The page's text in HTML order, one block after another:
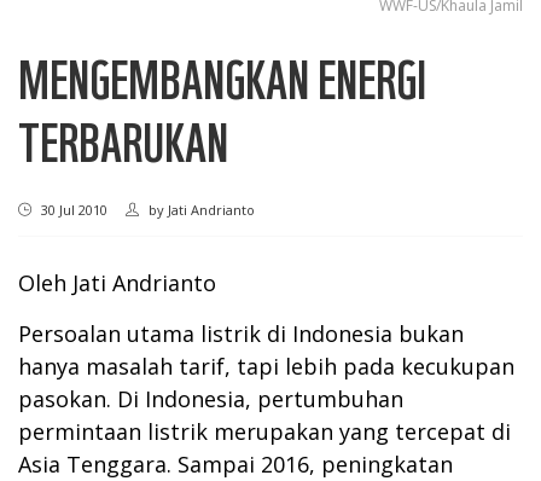
WWF-US/Khaula Jamil
MENGEMBANGKAN ENERGI
TERBARUKAN
30 Jul 2010 by Jati Andrianto
Oleh Jati Andrianto
Persoalan utama listrik di Indonesia bukan
hanya masalah tarif, tapi lebih pada kecukupan
pasokan. Di Indonesia, pertumbuhan
permintaan listrik merupakan yang tercepat di
Asia Tenggara. Sampai 2016, peningkatan